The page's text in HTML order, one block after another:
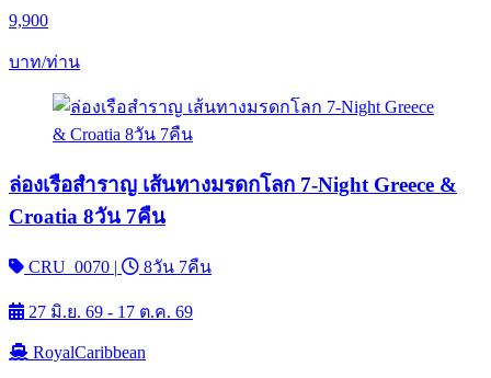
9,900
บาท/ท่าน
ล่องเรือสำราญ เส้นทางมรดกโลก 7-Night Greece &
Croatia 8วัน 7คืน
CRU_0070 | 8วัน 7คืน
27 มิ.ย. 69 - 17 ต.ค. 69
RoyalCaribbean